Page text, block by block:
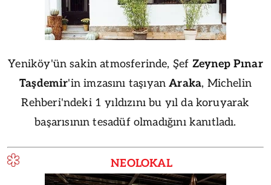
Yeniköy'ün sakin atmosferinde, Şef Zeynep Pınar
Taşdemir'in imzasını taşıyanAraka, Michelin
Rehberi'ndeki 1 yıldızını bu yıl da koruyarak
başarısının tesadüf olmadığını kanıtladı.
NEOLOKAL